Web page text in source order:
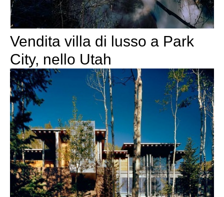
Vendita villa di lusso a Park
City, nello Utah